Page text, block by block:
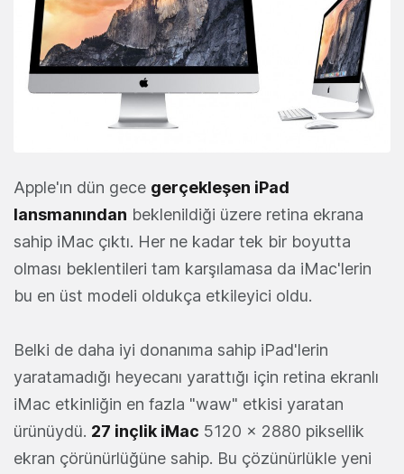
Apple'ın dün gece gerçekleşen iPad
lansmanından beklenildiği üzere retina ekrana
sahip iMac çıktı. Her ne kadar tek bir boyutta
olması beklentileri tam karşılamasa da iMac'lerin
bu en üst modeli oldukça etkileyici oldu.
Belki de daha iyi donanıma sahip iPad'lerin
yaratamadığı heyecanı yarattığı için retina ekranlı
iMac etkinliğin en fazla "waw" etkisi yaratan
ürünüydü. 27 inçlik iMac 5120 x 2880 piksellik
ekran çörünürlüğüne sahip. Bu çözünürlükle yeni